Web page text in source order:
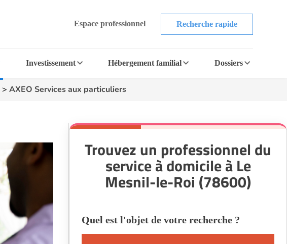
Espace professionnel Recherche rapide
Investissement Hébergement familial Dossiers
> AXEO Services aux particuliers
Trouvez un professionnel du
service à domicile à Le
Mesnil-le-Roi (78600)
Quel est l'objet de votre recherche ?